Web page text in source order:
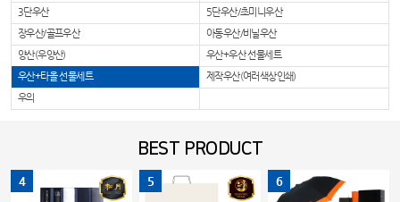
3단우산
5단우산/초미니우산
장우산/골프우산
아동우산/비닐우산
양산(우양산)
우산+우산 선물세트
우산+타올 선물세트
제작우산(여러색상인쇄)
우의
BEST PRODUCT
4 5 6